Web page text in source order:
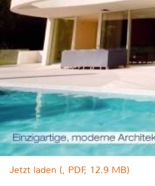
Jetzt laden (, PDF, 12.9 MB)